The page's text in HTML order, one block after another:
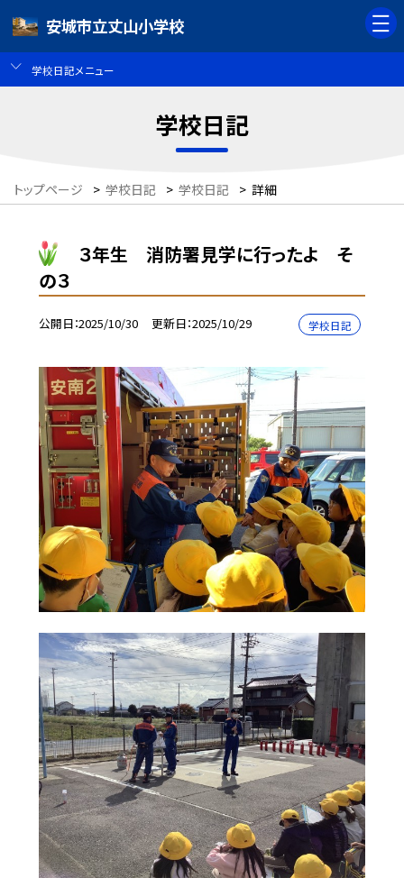
安城市立丈山小学校
学校日記メニュー
学校日記
トップページ > 学校日記 > 学校日記 > 詳細
３年生 消防署見学に行ったよ そ
の３
公開日 2025/10/30 更新日 2025/10/29 学校日記